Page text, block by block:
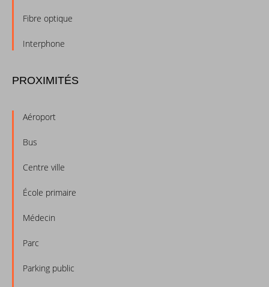
Fibre optique
Interphone
PROXIMITÉS
Aéroport
Bus
Centre ville
École primaire
Médecin
Parc
Parking public